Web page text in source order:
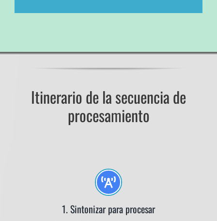
Itinerario de la secuencia de
procesamiento
1. Sintonizar para procesar